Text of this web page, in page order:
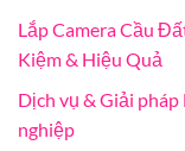
Lắp Camera Cầu
Kiệm & Hiệu Quả
Dịch vụ & Giải
nghiệp